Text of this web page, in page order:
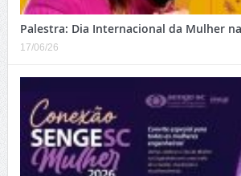
Palestra: Dia Internacional da Mulher
17/06/26